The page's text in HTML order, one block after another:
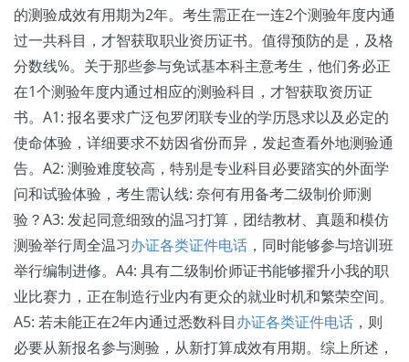
的测验成效有用期为2年。考生需正在一连2个测验年度内通
过一共科目，才智获取职业资历证书。值得预防的是，及格
分数线%。关于那些参与免试基本科主意考生，他们务必正
在1个测验年度内通过相应的测验科目，才智获取资历证
书。A1: 报名要求广泛包罗闭联专业的学历恳求以及必定的
使命体验，详细要求不妨因省份而异，发起查看外地测验通
告。A2: 测验难度较高，特别是专业科目必要踏实的外面学
问和试验体验，考生需认线: 奈何有用备考二级制价师测
验？A3: 发起同意细致的温习打算，团结教材、真题和模仿
测验举行周全温习办证各类证件电话 ，同时能够参与培训班
举行编制进修。A4: 具有二级制价师证书能够擢升小我的职
业比赛力，正在制造行业内有更众的就业时机和繁荣空间。
A5: 若未能正在2年内通过悉数科目办证各类证件电话 ，则
必要从新报名参与测验，从新打算成效有用期。综上所述，